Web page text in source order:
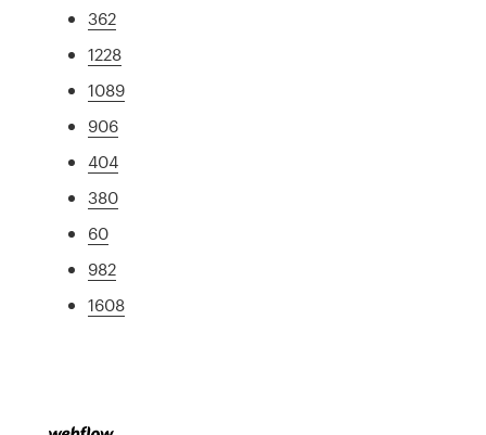
362
1228
1089
906
404
380
60
982
1608